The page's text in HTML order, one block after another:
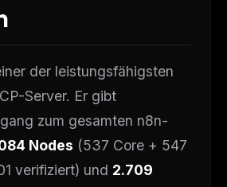
der leistungsfähigsten
Server. Er gibt
zum gesamten n8n-
Nodes (537 Core + 547
verifiziert) und 2.709